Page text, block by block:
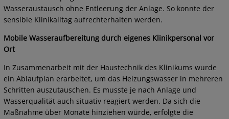
Wasseraustausch ohne Entleerung der Anlage. So konnte der
sensible Klinikalltag aufrechterhalten werden.
Mobile Wasseraufbereitung durch eigenes Klinikpersonal vor
Ort
In Zusammenarbeit mit der Haustechnik des Klinikums wurde
ein Ablaufplan erarbeitet, um das Heizungswasser in mehreren
Schritten auszutauschen. Es musste je nach Anlage und
Wasserqualität auch situativ reagiert werden. Da sich die
Maßnahme über Monate hinziehen würde, erfolgte die